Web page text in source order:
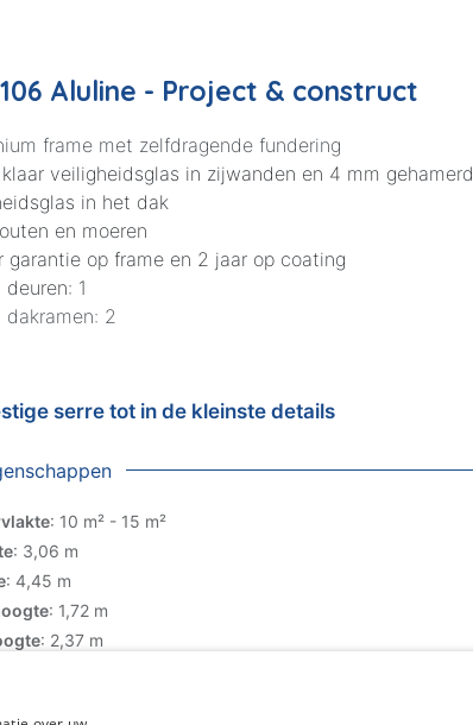
Aluline - Project & construct
frame met zelfdragende fundering
veiligheidsglas in zijwanden en 4 mm gehamerd
in het dak
en moeren
garantie op frame en 2 jaar op coating
1
dakramen: 2
serre tot in de kleinste details
: 10 m² - 15 m²
: 3,06 m
: 4,45 m
: 1,72 m
: 2,37 m